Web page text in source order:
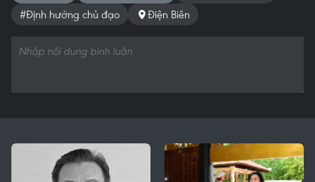
#Định hướng chủ đạo
Điện Biên